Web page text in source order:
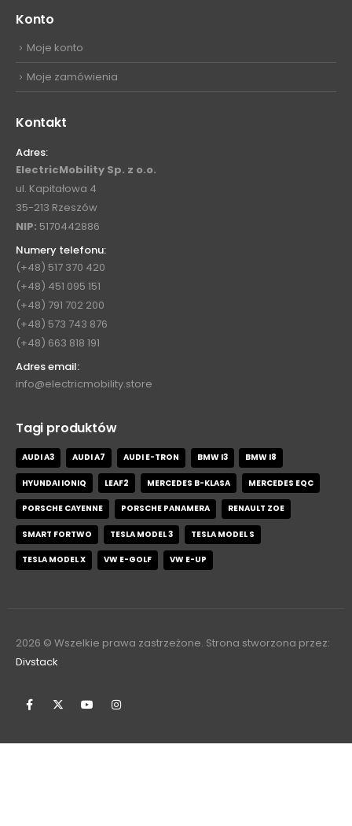
Konto
Moje konto
Moje zamówienia
Kontakt
Adres:
ElectricMobility Sp. z o.o.
ul. Kapitałowa 4
35-213 Rzeszów
NIP: 5170442886
Numery telefonu:
(+48) 517 370 420
(+48) 451 095 151
(+48) 791 702 200
(+48) 573 743 876
(+48) 663 818 191
Adres email:
info@electricmobility.store
Tagi produktów
AUDI A3 AUDI A7 AUDI E-TRON BMW I3 BMW I8
HYUNDAI IONIQ LEAF2 MERCEDES B-KLASA MERCEDES EQC
PORSCHE CAYENNE PORSCHE PANAMERA RENAULT ZOE
SMART FORTWO TESLA MODEL 3 TESLA MODEL S
TESLA MODEL X VW E-GOLF VW E-UP
2026 © Wszelkie prawa zastrzeżone. Strona stworzona przez:
Divstack